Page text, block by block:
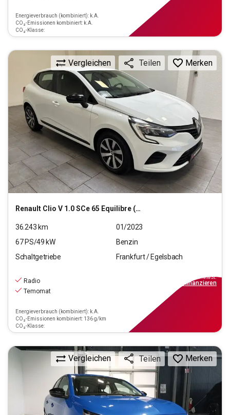
Energieverbrauch (kombiniert): k.A.
CO₂-Emissionen kombiniert: k.A.
CO₂-Klasse:
Renault Clio V 1.0 SCe 65 Equilibre (EURO 6d)
Vergleichen Teilen Merken
36.243km
01/2023
67PS/49kW
Benzin
Schaltgetriebe
Frankfurt / Egelsbach
Radio
Temomat
Energieverbrauch (kombiniert): k.A.
CO₂-Emissionen kombiniert: 136 g/km
CO₂-Klasse:
inkl.MwSt.
finanzieren
Vergleichen Teilen Merken